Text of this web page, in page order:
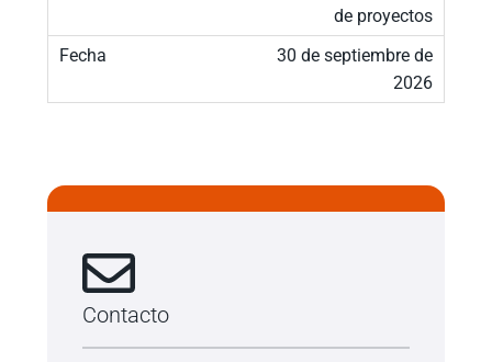
de proyectos
30 de septiembre de
2026
Contacto